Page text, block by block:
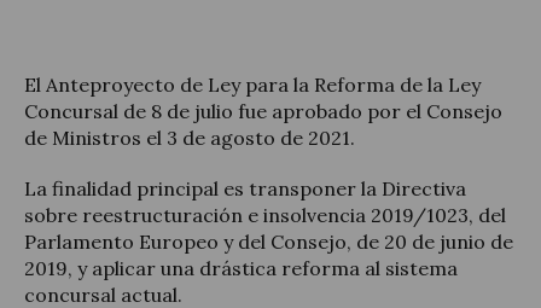
El Anteproyecto de Ley para la Reforma de la Ley
Concursal de 8 de julio fue aprobado por el Consejo
de Ministros el 3 de agosto de 2021.
La finalidad principal es transponer la Directiva
sobre reestructuración e insolvencia 2019/1023, del
Parlamento Europeo y del Consejo, de 20 de junio de
2019, y aplicar una drástica reforma al sistema
concursal actual.